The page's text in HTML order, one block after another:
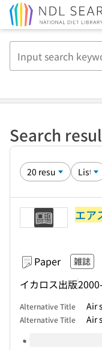
Search
エア
Paper 雑誌
イカロス出版2000-
Alternative Title Air
Alternative Title Air
Volumes of this title